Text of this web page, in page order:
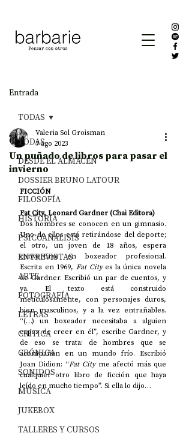
Entrada
TODAS
DESDE EL ALMACÉN
DOSSIER BRUNO LATOUR
FILOSOFÍA
HISTORIA
PSICOANÁLISIS
ENTREVISTAS
ARTE
FOTOGRAFÍA
LETRAS
CRÍTICA
CRÓNICA
SONIDOS
MÚSICA
JUKEBOX
TALLERES Y CURSOS
TODAS
Un puñado de libros para pasar el
invierno
Valeria Sol Groisman
7 ago 2023
FICCIÓN
Fat City, Leonard Gardner (Chai Editora)
Dos hombres se conocen en un gimnasio.
Uno de ellos está retirándose del deporte;
el otro, un joven de 18 años, espera
convertirse en boxeador profesional.
Escrita en 1969, Fat City es la única novela
de Gardner. Escribió un par de cuentos, y
ya. El texto está construido
meticulosamente, con personajes duros,
bien masculinos, y a la vez entrañables.
“(…) un boxeador necesitaba a alguien
capaz de creer en él”, escribe Gardner, y
de eso se trata: de hombres que se
acompañan en un mundo frío. Escribió
Joan Didion: “Fat City me afectó más que
cualquier otro libro de ficción que haya
leído en mucho tiempo”. Si ella lo dijo…